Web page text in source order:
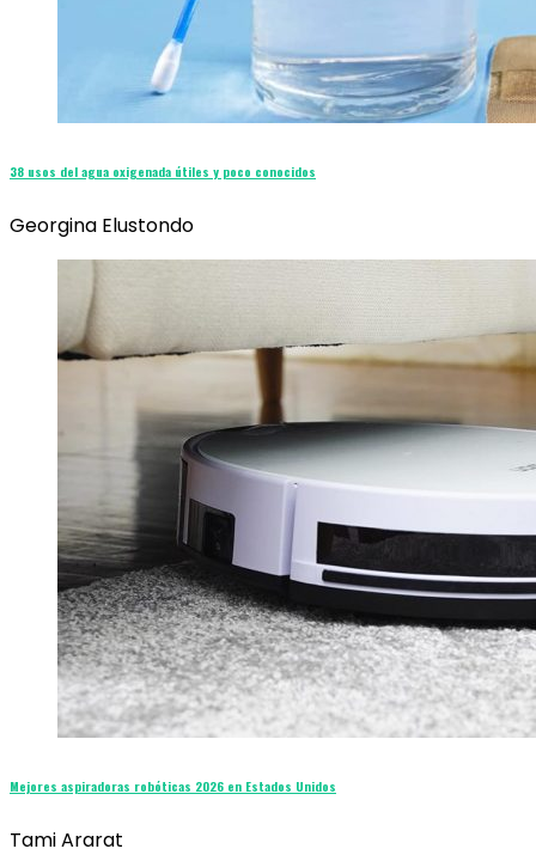
38 usos del agua oxigenada útiles y poco conocidos
Georgina Elustondo
Mejores aspiradoras robóticas 2026 en Estados Unidos
Tami Ararat